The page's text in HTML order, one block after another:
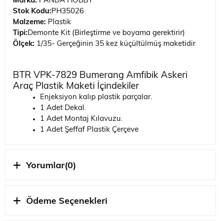
Stok Kodu: PH35026
Malzeme: Plastik
Tipi: Demonte Kit (Birleştirme ve boyama gerektirir)
Ölçek: 1/35- Gerçeğinin 35 kez küçültülmüş maketidir
BTR VPK-7829 Bumerang Amfibik Askeri
Araç Plastik Maketi İçindekiler
Enjeksiyon kalıp plastik parçalar.
1 Adet Dekal.
1 Adet Montaj Kılavuzu.
1 Adet Şeffaf Plastik Çerçeve
Demonte plastikten oluşmuştur.
Kılavuzda belirtilen renklerle boyamanız tavsiye
Yorumlar(0)
Ödeme Seçenekleri